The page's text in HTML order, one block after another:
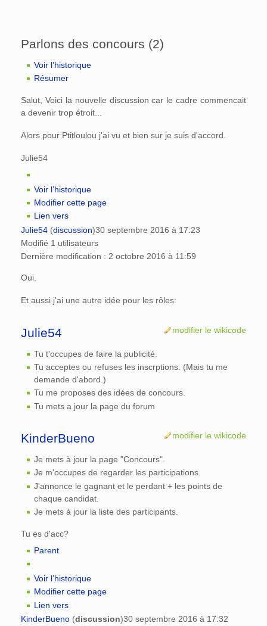
Parlons des concours (2)
Voir l’historique
Résumer
Salut, Voici la nouvelle discussion car le cadre commencait
a devenir trop étroit...
Alors pour Ptitloulou j'ai vu et bien sur je suis d'accord.
Julie54
Voir l’historique
Modifier cette page
Lien vers
Julie54 (discussion)30 septembre 2016 à 17:23
Modifié 1 utilisateurs
Dernière modification : 2 octobre 2016 à 11:59
Oui.
Et aussi j'ai une autre idée pour les rôles:
Julie54 modifier le wikicode
Tu t'occupes de faire la publicité.
Tu acceptes ou refuses les inscrptions. (Mais tu me
demande d'abord.)
Tu me proposes des idées de concours.
Tu mets a jour la page du forum
KinderBueno modifier le wikicode
Je mets à jour la page "Concours".
Je m'occupes de regarder les participations.
J'annonce le gagnant et le perdant + les points de
chaque candidat.
Je mets à jour la liste des participants.
Tu es d'acc?
Parent
Voir l’historique
Modifier cette page
Lien vers
KinderBueno (discussion)30 septembre 2016 à 17:32